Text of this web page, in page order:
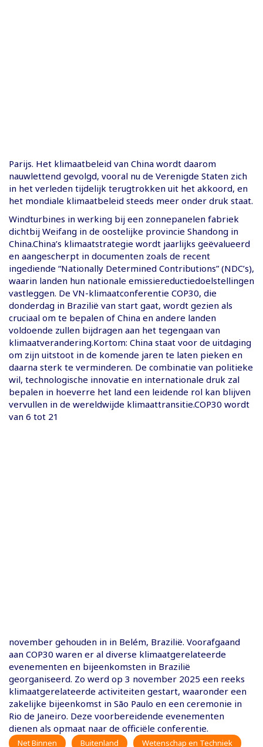
Parijs. Het klimaatbeleid van China wordt daarom
nauwlettend gevolgd, vooral nu de Verenigde Staten zich
in het verleden tijdelijk terugtrokken uit het akkoord, en
het mondiale klimaatbeleid steeds meer onder druk staat.
Windturbines in werking bij een zonnepanelen fabriek
dichtbij Weifang in de oostelijke provincie Shandong in
China.China’s klimaatstrategie wordt jaarlijks geëvalueerd
en aangescherpt in documenten zoals de recent
ingediende “Nationally Determined Contributions” (NDC’s),
waarin landen hun nationale emissiereductiedoelstellingen
vastleggen. De VN-klimaatconferentie COP30, die
donderdag in Brazilië van start gaat, wordt gezien als
cruciaal om te bepalen of China en andere landen
voldoende zullen bijdragen aan het tegengaan van
klimaatverandering.Kortom: China staat voor de uitdaging
om zijn uitstoot in de komende jaren te laten pieken en
daarna sterk te verminderen. De combinatie van politieke
wil, technologische innovatie en internationale druk zal
bepalen in hoeverre het land een leidende rol kan blijven
vervullen in de wereldwijde klimaattransitie.COP30 wordt
van 6 tot 21
november gehouden in in Belém, Brazilië. Voorafgaand
aan COP30 waren er al diverse klimaatgerelateerde
evenementen en bijeenkomsten in Brazilië
georganiseerd. Zo werd op 3 november 2025 een reeks
klimaatgerelateerde activiteiten gestart, waaronder een
zakelijke bijeenkomst in São Paulo en een ceremonie in
Rio de Janeiro. Deze voorbereidende evenementen
dienen als opmaat naar de officiële conferentie.
Net Binnen Buitenland Wetenschap en Techniek